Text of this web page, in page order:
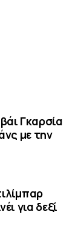
Γκαρσία
με την
για δεξί